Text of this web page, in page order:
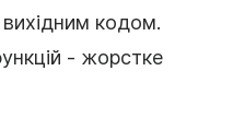
кодом.
- жорстке